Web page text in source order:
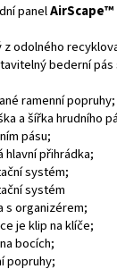
panelAirScape™
odolného
bederní
ramenní popruhy;
a šířka hrudního
pásu;
přihrádka;
systém;
systém
s organizérem;
je klip na klíče;
bocích;
popruhy;